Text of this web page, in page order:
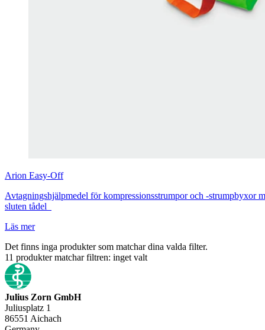
Arion Easy-Off
Avtagningshjälpmedel för kompressionsstrumpor och -strumpbyxor
sluten tådel
Läs mer
Det finns inga produkter som matchar dina valda filter.
11 produkter matchar filtren: inget valt
Julius Zorn GmbH
Juliusplatz 1
86551 Aichach